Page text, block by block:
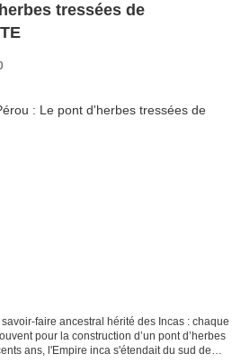
tressées de
faire ancestral hérité des Incas : chaque
pour la construction d’un pont d’herbes
ans, l'Empire inca s'étendait du sud de